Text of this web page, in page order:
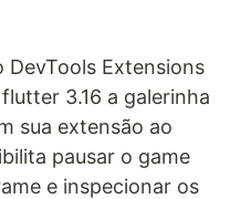
Extensions
3.16 a galerinha
sua extensão ao
pausar o game
e inspecionar os